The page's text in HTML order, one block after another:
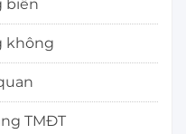
biển
không
TMĐT